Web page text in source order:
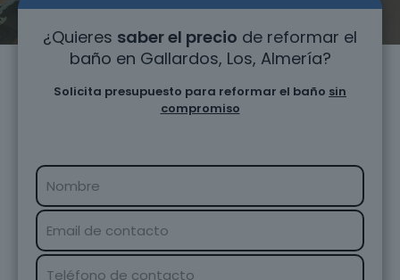
¿Quieres saber el precio de reformar el
baño en Gallardos, Los, Almería?
Solicita presupuesto para reformar el baño sin
compromiso